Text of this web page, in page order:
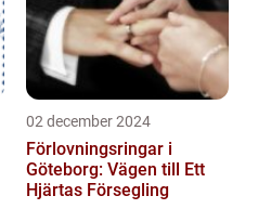
02 december 2024
Förlovningsringar i
Göteborg: Vägen till Ett
Hjärtas Försegling